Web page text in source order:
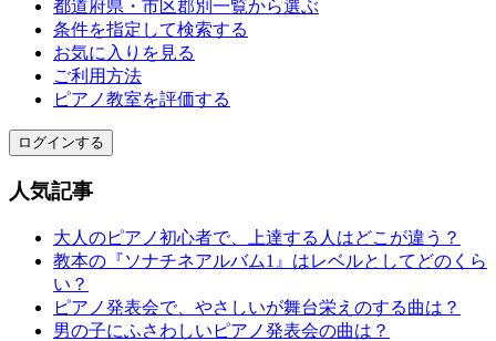
都道府県・市区郡別一覧から選ぶ
条件を指定して検索する
お気に入りを見る
ご利用方法
ピアノ教室を評価する
ログインする
人気記事
大人のピアノ初心者で、上達する人はどこが違う？
教本の『ソナチネアルバム1』はレベルとしてどのくら
い？
ピアノ発表会で、やさしいが舞台栄えのする曲は？
男の子にふさわしいピアノ発表会の曲は？